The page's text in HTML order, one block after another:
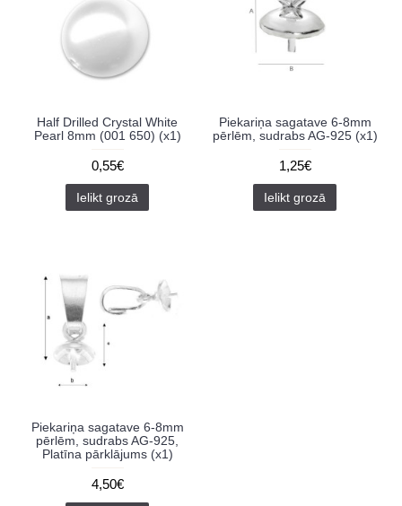
Half Drilled Crystal White
Pearl 8mm (001 650) (x1)
0,55€
Ielikt grozā
Piekariņa sagatave 6-8mm
pērlēm, sudrabs AG-925 (x1)
1,25€
Ielikt grozā
Piekariņa sagatave 6-8mm
pērlēm, sudrabs AG-925,
Platīna pārklājums (x1)
4,50€